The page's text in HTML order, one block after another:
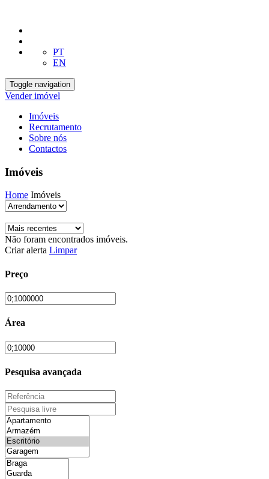
PT
EN
Toggle navigation
Vender imóvel
Imóveis
Recrutamento
Sobre nós
Contactos
Imóveis
Home Imóveis
Não foram encontrados imóveis.
Criar alerta Limpar
Preço
Área
Pesquisa avançada